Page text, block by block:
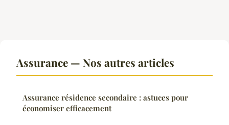
Assurance — Nos autres articles
Assurance résidence secondaire : astuces pour
économiser efficacement